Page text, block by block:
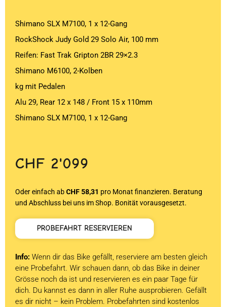
Shimano SLX M7100, 1 x 12-Gang
RockShock Judy Gold 29 Solo Air, 100 mm
Reifen: Fast Trak Gripton 2BR 29×2.3
Shimano M6100, 2-Kolben
kg mit Pedalen
Alu 29, Rear 12 x 148 / Front 15 x 110mm
Shimano SLX M7100, 1 x 12-Gang
CHF 2'099
Oder einfach abCHF 58,31 pro Monat finanzieren. Beratung
und Abschluss bei uns im Shop. Bonität vorausgesetzt.
PROBEFAHRT RESERVIEREN
Info: Wenn dir das Bike gefällt, reserviere am besten gleich
eine Probefahrt. Wir schauen dann, ob das Bike in deiner
Grösse noch da ist und reservieren es ein paar Tage für
dich. Du kannst es dann in aller Ruhe ausprobieren. Gefällt
es dir nicht – kein Problem. Probefahrten sind kostenlos